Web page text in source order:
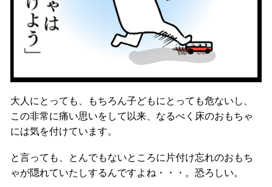
大人にとっても、もちろん子どもにとっても危ないし、
この非常に痛い思いをして以来、なるべく床のおもちゃ
には気を付けています。
と言っても、とんでもないところに片付け忘れのおもち
ゃが隠れていたしするんですよね・・・。恐ろしい。